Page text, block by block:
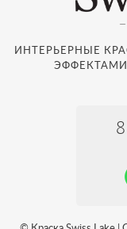
ИНТЕРЬЕРНЫЕ
ЭФФЕКТАМИ